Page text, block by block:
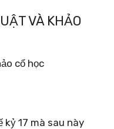
VÀ KHẢO
17 mà sau này